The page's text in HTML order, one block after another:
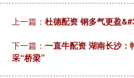
上一篇： 杜德配资 钢多气更盈
下一篇： 一直牛配资 湖南长沙：
采“桥梁”